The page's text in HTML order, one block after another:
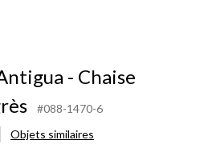
- Chaise
#088-1470-6
Objets similaires